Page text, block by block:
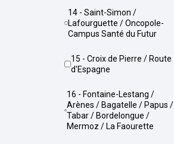
14 - Saint-Simon /
Lafourguette / Oncopole-
Campus Santé du Futur
15 - Croix de Pierre / Route
d'Espagne
16 - Fontaine-Lestang /
Arènes / Bagatelle / Papus /
Tabar / Bordelongue /
Mermoz / La Faourette